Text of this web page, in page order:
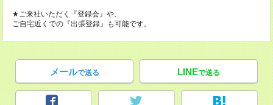
★ご来社いただく『登録会』や、
ご自宅近くでの『出張登録』も可能です。
メールで送る LINEで送る